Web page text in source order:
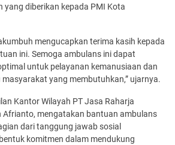
yang diberikan kepada PMI Kota
mengucapkan terima kasih kepada
ini. Semoga ambulans ini dapat
untuk pelayanan kemanusiaan dan
yang membutuhkan,” ujarnya.
Kantor Wilayah PT Jasa Raharja
Afrianto, mengatakan bantuan ambulans
dari tanggung jawab sosial
komitmen dalam mendukung